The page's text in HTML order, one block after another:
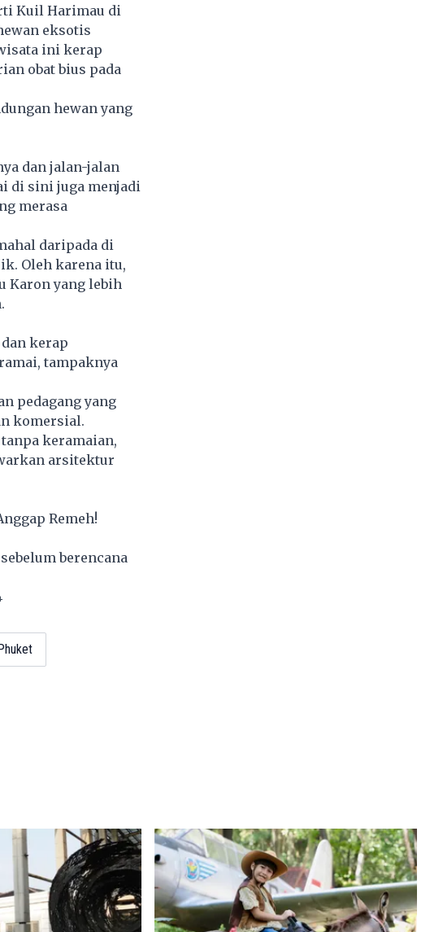
Kuil Harimau di
eksotis
ini kerap
obat bius pada
hewan yang
dan jalan-jalan
di sini juga menjadi
merasa
daripada di
Oleh karena itu,
Karon yang lebih
kerap
tampaknya
pedagang yang
komersial.
keramaian,
arsitektur
Remeh!
berencana